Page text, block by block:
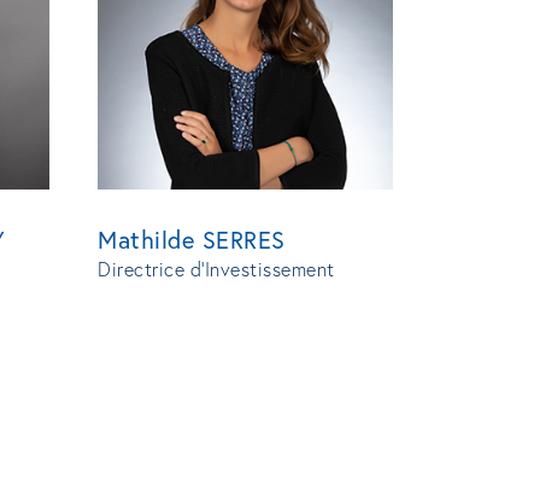
Mathilde SERRES
Directrice d'Investissement